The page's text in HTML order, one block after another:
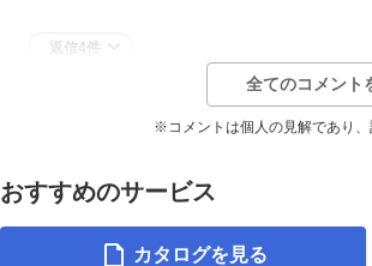
返信4件
全てのコメント
※コメントは個人の見解であり、
おすすめのサービス
カタログを見る